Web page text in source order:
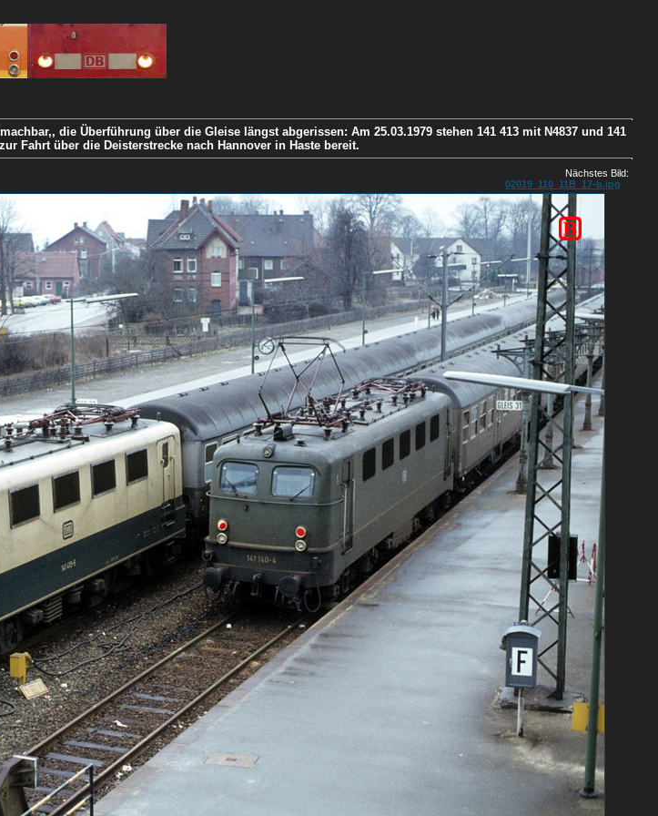
die Überführung über die Gleise längst abgerissen: Am 25.03.1979 stehen 141 413 mit N4837 und 141
Fahrt über die Deisterstrecke nach Hannover in Haste bereit.
Nächstes Bild:
02019_110_11B_17-b.jpg